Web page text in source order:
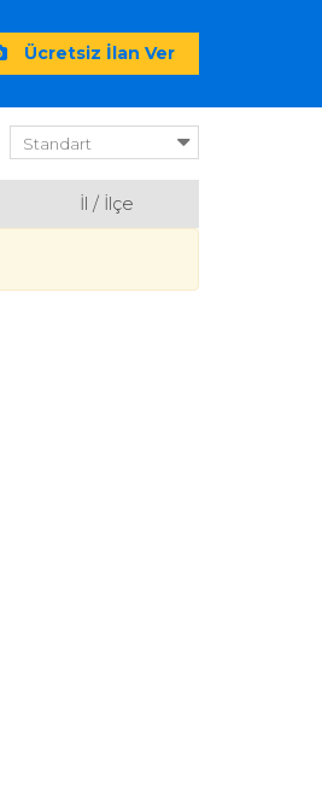
Ücretsiz İlan Ver
İl / İlçe